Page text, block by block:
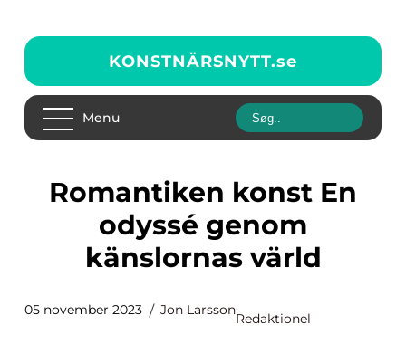
KONSTNÄRSNYTT.se
Menu
Romantiken konst En
odyssé genom
känslornas värld
05 november 2023 Jon Larsson
Redaktionel